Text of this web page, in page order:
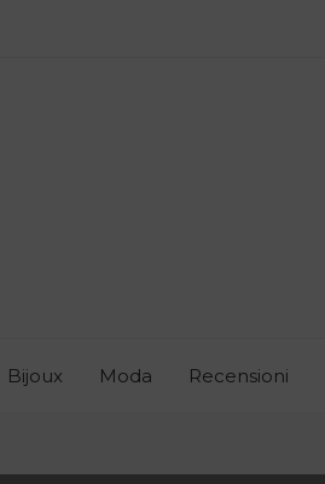
Bijoux Moda Recensioni